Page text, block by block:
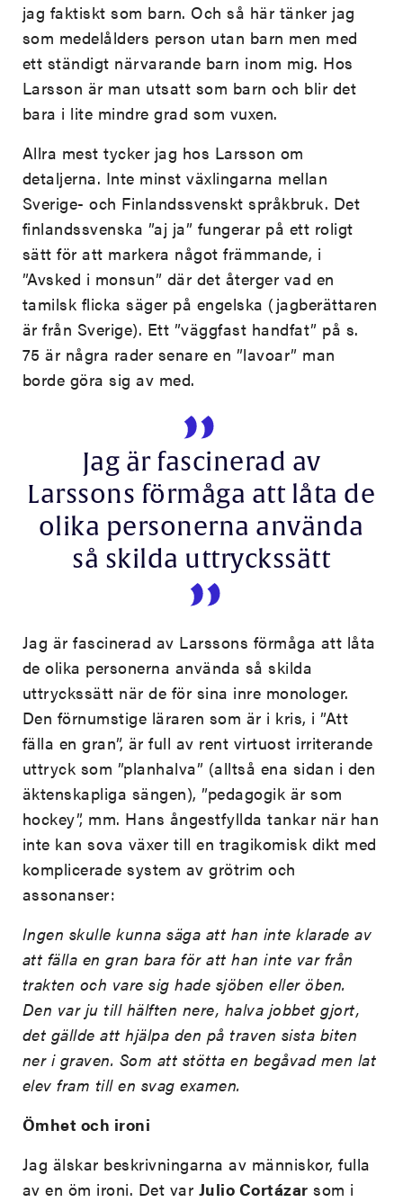
jag faktiskt som barn. Och så här tänker jag
som medelålders person utan barn men med
ett ständigt närvarande barn inom mig. Hos
Larsson är man utsatt som barn och blir det
bara i lite mindre grad som vuxen.
Allra mest tycker jag hos Larsson om
detaljerna. Inte minst växlingarna mellan
Sverige- och Finlandssvenskt språkbruk. Det
finlandssvenska ”aj ja” fungerar på ett roligt
sätt för att markera något främmande, i
”Avsked i monsun” där det återger vad en
tamilsk flicka säger på engelska (jagberättaren
är från Sverige). Ett ”väggfast handfat” på s.
75 är några rader senare en ”lavoar” man
borde göra sig av med.
Jag är fascinerad av
Larssons förmåga att låta de
olika personerna använda
så skilda uttryckssätt
Jag är fascinerad av Larssons förmåga att låta
de olika personerna använda så skilda
uttryckssätt när de för sina inre monologer.
Den förnumstige läraren som är i kris, i ”Att
fälla en gran”, är full av rent virtuost irriterande
uttryck som ”planhalva” (alltså ena sidan i den
äktenskapliga sängen), ”pedagogik är som
hockey”, mm. Hans ångestfyllda tankar när han
inte kan sova växer till en tragikomisk dikt med
komplicerade system av grötrim och
assonanser:
Ingen skulle kunna säga att han inte klarade av
att fälla en gran bara för att han inte var från
trakten och vare sig hade sjöben eller öben.
Den var ju till hälften nere, halva jobbet gjort,
det gällde att hjälpa den på traven sista biten
ner i graven. Som att stötta en begåvad men lat
elev fram till en svag examen.
Ömhet och ironi
Jag älskar beskrivningarna av människor, fulla
av en öm ironi. Det var Julio Cortázar som i